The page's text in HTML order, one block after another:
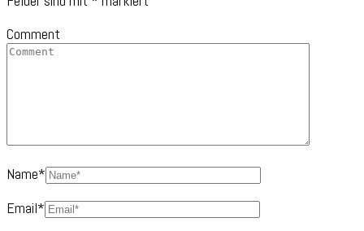
Comment
Name*
Email*